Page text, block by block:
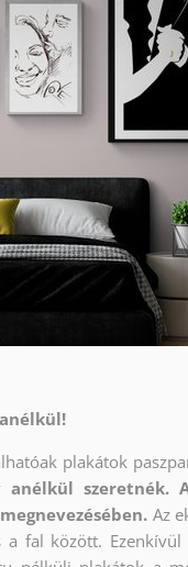
plakátok
anélkül
Az
fal között.